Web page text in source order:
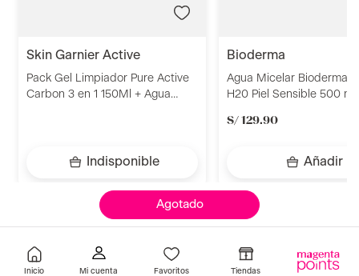
Inicio Favoritos Tiendas
Agotado
skin garnier active
Pack Gel Limpiador Pure Active
Carbon 3 en 1 150Ml + Agua
Indisponible
bioderma
Agua Micelar Bioderma
H20 Piel Sensible 500 ml
S/ 129.90
Añadir
Llevalos juntos